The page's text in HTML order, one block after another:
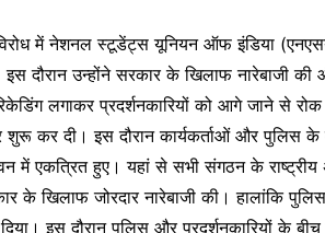
में नेशनल स्टूडेंट्स यूनियन ऑफ इंडिया
दौरान उन्होंने सरकार के खिलाफ नारेबाजी की
लगाकर प्रदर्शनकारियों को आगे जाने से रोक
कर दी। इस दौरान कार्यकर्ताओं और पुलिस के
में एकत्रित हुए। यहां से सभी संगठन के राष्ट्रीय
के खिलाफ जोरदार नारेबाजी की। हालांकि
इस दौरान पुलिस और प्रदर्शनकारियों के